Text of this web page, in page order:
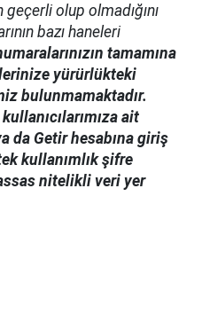
geçerli olup olmadığını
bazı haneleri
tamamına
yürürlükteki
bulunmamaktadır.
ait
da Getir hesabına giriş
kullanımlık şifre
nitelikli veri yer